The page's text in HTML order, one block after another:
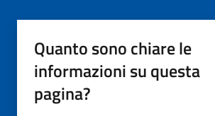
Quanto sono chiare le
informazioni su questa
pagina?